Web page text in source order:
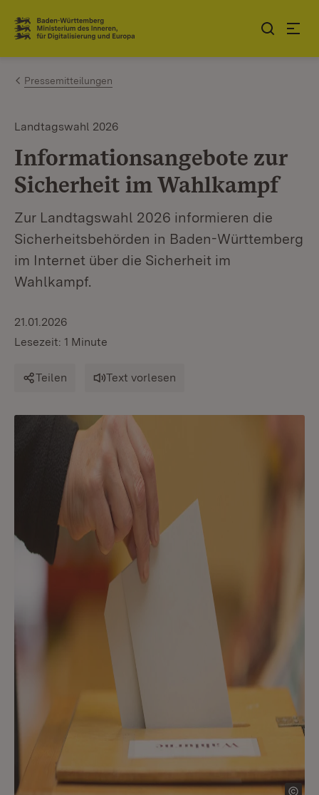
Zum Inhalt springen
Link zur Startseite
Pressemitteilungen
Landtagswahl 2026
Informationsangebote zur
Sicherheit im Wahlkampf
Zur Landtagswahl 2026 informieren die
Sicherheitsbehörden in Baden-Württemberg
im Internet über die Sicherheit im
Wahlkampf.
21.01.2026
Lesezeit: 1 Minute
Teilen Text vorlesen